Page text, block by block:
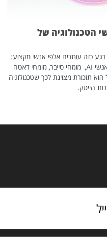
הטכנולוגיה של
כל רגע כזה עומדים אלפי אנשי מקצוע:
מהנדסי תוכנה, אנליסטים, אנשי AI, מומחי סייבר, מומחי דאטה
תזכורת מצוינת לכך שטכנולוגיה
הייטק.